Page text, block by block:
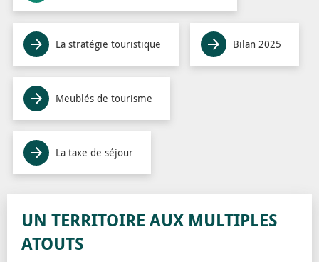
La stratégie touristique Bilan 2025
Meublés de tourisme
La taxe de séjour
UN TERRITOIRE AUX MULTIPLES
ATOUTS